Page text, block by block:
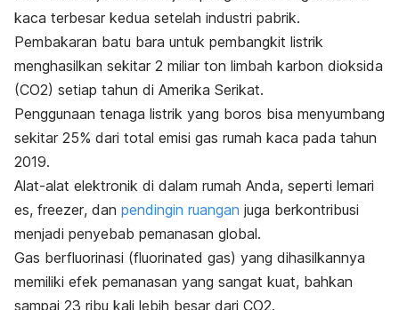
kaca terbesar kedua setelah industri pabrik.
Pembakaran batu bara untuk pembangkit listrik
menghasilkan sekitar 2 miliar ton limbah karbon dioksida
(CO2) setiap tahun di Amerika Serikat.
Penggunaan tenaga listrik yang boros bisa menyumbang
sekitar 25% dari total emisi gas rumah kaca pada tahun
2019.
Alat-alat elektronik di dalam rumah Anda, seperti lemari
es, freezer, dan pendingin ruangan juga berkontribusi
menjadi penyebab pemanasan global.
Gas berfluorinasi (fluorinated gas) yang dihasilkannya
memiliki efek pemanasan yang sangat kuat, bahkan
sampai 23 ribu kali lebih besar dari CO2.